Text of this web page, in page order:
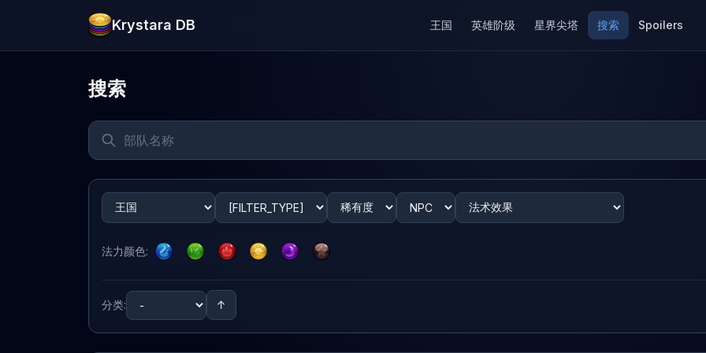
Krystara DB 王国 英雄阶级 星界尖塔 搜索 Spoilers
搜索
法力颜色:
分类: ↑